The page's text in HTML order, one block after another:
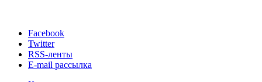
Facebook
Twitter
RSS-ленты
E-mail рассылка